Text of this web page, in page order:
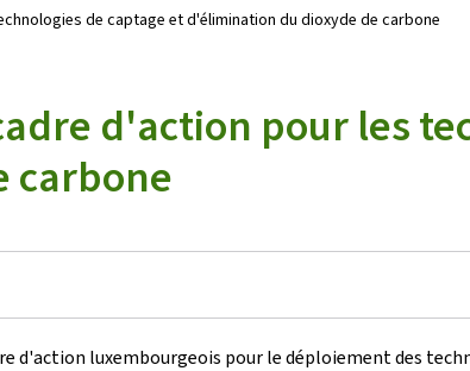
de captage et d'élimination du dioxyde de carbone
d'action pour les
carbone
d'action luxembourgeois pour le déploiement des